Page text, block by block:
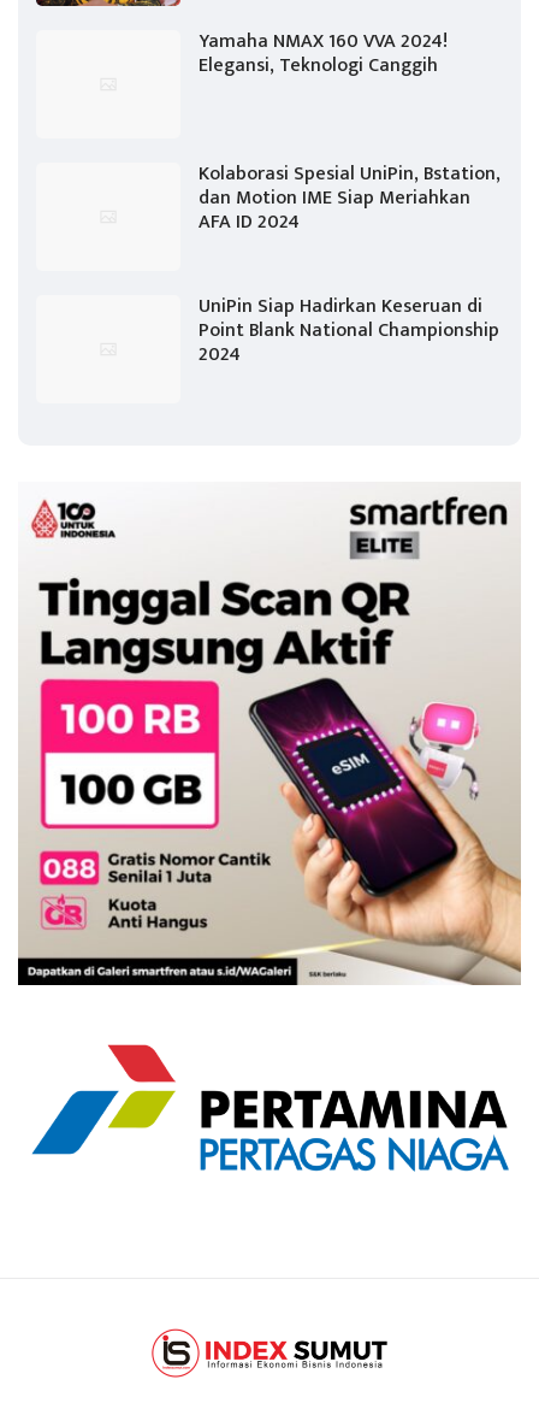
Yamaha NMAX 160 VVA 2024!
Elegansi, Teknologi Canggih
Kolaborasi Spesial UniPin, Bstation,
dan Motion IME Siap Meriahkan
AFA ID 2024
UniPin Siap Hadirkan Keseruan di
Point Blank National Championship
2024